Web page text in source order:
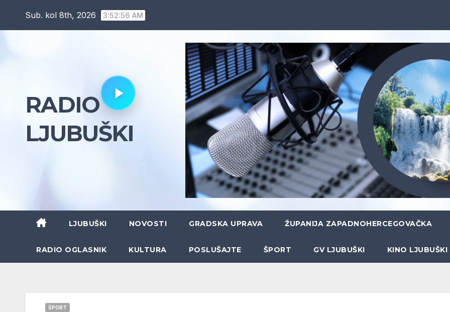
Sub. kol 8th, 2026 3:52:57 AM
RADIO
LJUBUŠKI
LJUBUŠKI NOVOSTI GRADSKA UPRAVA ŽUPANIJA ZAPADNOHERCEGOVAČKA
RADIO OGLASNIK KULTURA POSLUŠAJTE ŠPORT GV LJUBUŠKI KINO LJUBUŠKI
ŠPORT